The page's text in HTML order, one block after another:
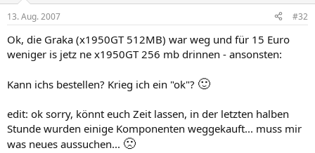
13. Aug. 2007 #32
Ok, die Graka (x1950GT 512MB) war weg und für 15 Euro
weniger is jetz ne x1950GT 256 mb drinnen - ansonsten:
Kann ichs bestellen? Krieg ich ein "ok"? 🙂
edit: ok sorry, könnt euch Zeit lassen, in der letzten halben
Stunde wurden einige Komponenten weggekauft... muss mir
was neues aussuchen... 🙁